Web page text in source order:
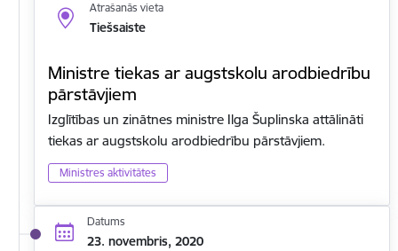
Atrašanās vieta
Tiešsaiste
Ministre tiekas ar augstskolu arodbiedrību
pārstāvjiem
Izglītības un zinātnes ministre Ilga Šuplinska attālināti
tiekas ar augstskolu arodbiedrību pārstāvjiem.
Ministres aktivitātes
Datums
23. novembris, 2020